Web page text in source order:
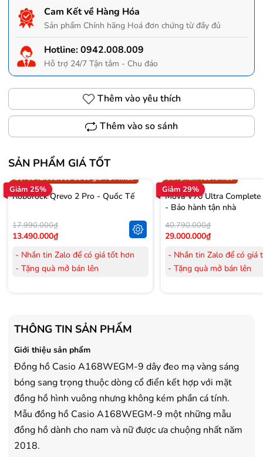
Cam Kết về Hàng Hóa
Sản phẩm Chính hãng Hoá đơn chứng từ đầy đủ
Hotline:0942.008.009
Hỗ trợ 24/7 Tận tâm - Chu đáo
Thêm vào yêu thích
Thêm vào so sánh
SẢN PHẨM GIÁ TỐT
Giảm 25%
Trợ giá 300.000đ
Gọi 0942.008.009 để có giá TỐT nhất
Roborock Qrevo 2 Pro - Quốc Tế
17.990.000₫
13.490.000₫
- Nhắn tin Zalo để có giá tốt hơn
- Tặng quà mở bán lên
- Tặng Voucher trị giá 150.000đ
mua Máy lọc Không khí
- Cam kết hàng mới 100%.
- Lắp đặt, HDSD tại nhà nội thành
Hà Nội, Hồ Chí Minh
- Vận chuyển Toàn Quốc.
- Bảo hành 24 tháng chính hãng
Giảm 29%
Sản phẩm vừa ra mắt
Mova V70 Ultra
- Bảo hành tận nhà
40.790.000₫
29.000.000₫
- Nhắn tin Zalo để có giá
- Tặng quà mở bán lên
- Lắp đặt, HDSD tại nhà
Hà Nội, Hồ Chí Minh
- Vận chuyển Toàn Quốc.
- Bảo hành 36 tháng
THÔNG TIN SẢN PHẨM
Giới thiệu sản phẩm
Đồng hồ Casio A168WEGM-9 dây đeo mạ vàng sáng
bóng sang trọng thuộc dòng cổ điển kết hợp với mặt
đồng hồ hình vuông nhưng không kém phần cá tính.
Mẫu đồng hồ Casio A168WEGM-9 một những mẫu
đồng hồ dành cho nam và nữ được ưa chuộng nhất năm
2018.